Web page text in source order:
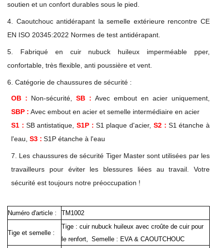
soutien et un confort durables sous le pied.
4. Caoutchouc antidérapant la semelle extérieure rencontreCE
EN ISO 20345:2022 Normes de test antidérapant.
5. Fabriqué en cuir nubuck huileux imperméable
pper,
confortable, très flexible, anti poussière et vent.
6. Catégorie de chaussures de sécurité :
OB : Non-sécurité, SB : Avec embout en acier uniquement,
SBP : Avec embout en acier et semelle intermédiaire en acier
S1 : SB antistatique,S1P : S1 plaque d'acier, S2 : S1 étanche à
l'eau, S3 : S1P étanche à l'eau
7. Les chaussures de sécurité Tiger Master sont utilisées par les
travailleurs pour éviter les blessures liées au travail. Votre
sécurité est toujours notre préoccupation !
Numéro d'article : TM1002
Tige et semelle :
Tige : cuir nubuck huileux avec croûte de cuir pour
le renfort, Semelle : EVA & CAOUTCHOUC